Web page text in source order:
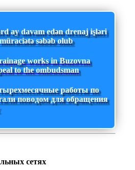
ay davam edən drenaj işləri
səbəb olub
works in Buzovna
to the ombudsman
работы по
поводом для обращения
сетях